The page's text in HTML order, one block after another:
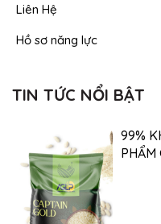
Liên Hệ
Hồ sơ năng lực
TIN TỨC NỔI BẬT
99%
PHẨM